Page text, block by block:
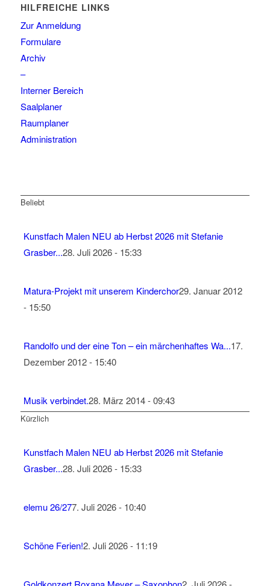
HILFREICHE LINKS
Zur Anmeldung
Formulare
Archiv
–
Interner Bereich
Saalplaner
Raumplaner
Administration
Beliebt
Kunstfach Malen NEU ab Herbst 2026 mit Stefanie
Grasber...28. Juli 2026 - 15:33
Matura-Projekt mit unserem Kinderchor29. Januar 2012
- 15:50
Randolfo und der eine Ton – ein märchenhaftes Wa...17.
Dezember 2012 - 15:40
Musik verbindet.28. März 2014 - 09:43
Kürzlich
Kunstfach Malen NEU ab Herbst 2026 mit Stefanie
Grasber...28. Juli 2026 - 15:33
elemu 26/277. Juli 2026 - 10:40
Schöne Ferien!2. Juli 2026 - 11:19